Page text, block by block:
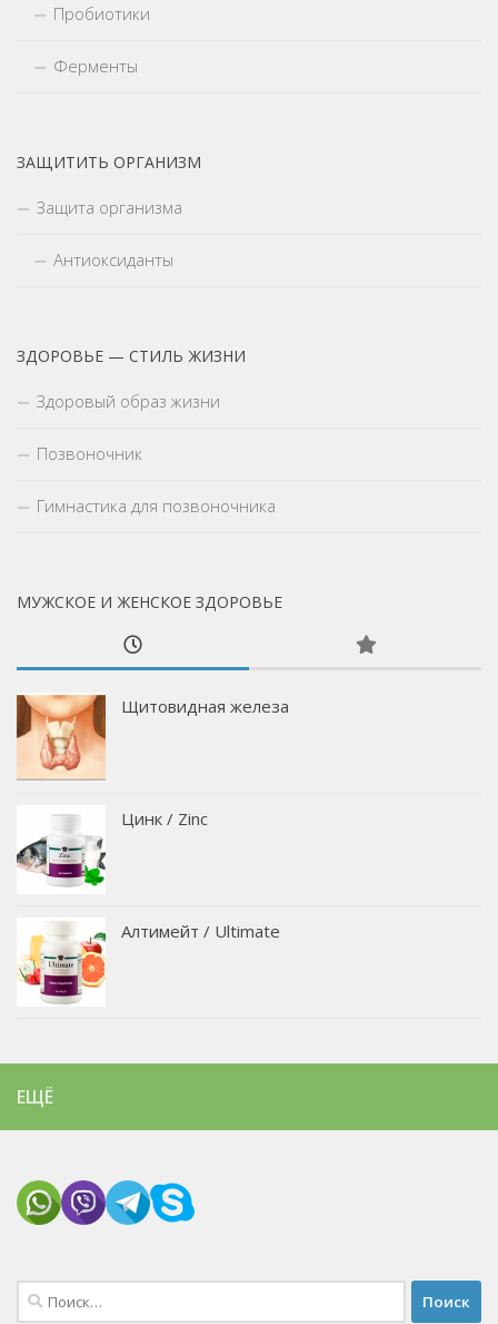
Пробиотики
Ферменты
ЗАЩИТИТЬ ОРГАНИЗМ
Защита организма
Антиоксиданты
ЗДОРОВЬЕ — СТИЛЬ ЖИЗНИ
Здоровый образ жизни
Позвоночник
Гимнастика для позвоночника
МУЖСКОЕ И ЖЕНСКОЕ ЗДОРОВЬЕ
Щитовидная железа
Цинк / Zinс
Алтимейт / Ultimate
ЕЩЁ
Найти: